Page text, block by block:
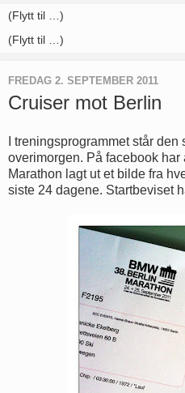
FREDAG 2. SEPTEMBER 2011
Cruiser mot Berlin
I treningsprogrammet står
overimorgen. På facebook
Marathon lagt ut et bilde fra
siste 24 dagene. Startbeviset